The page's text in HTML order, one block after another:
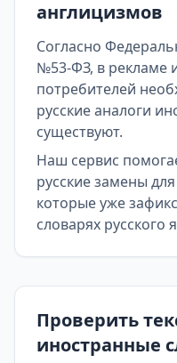
англицизмов
Согласно
№53-ФЗ, в рекламе
потребителей
русские аналоги
существуют.
Наш сервис
русские замены
которые уже
словарях русского
Проверить
иностранные